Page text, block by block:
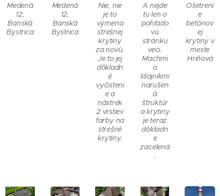
Medená
12,
Banská
Bystrica
Medená
12,
Banská
Bystrica
Nie, nie
je to
výmena
strešnej
krytiny
za novú.
Je to jej
dôkladn
é
vyčisteni
e a
nástrek
2 vrstiev
farby na
strešné
krytiny.
A nejde
tu len o
pohľado
vú
stránku
veci.
Machmi
a
lišajníkmi
narušen
á
štruktúr
a krytiny
je teraz
dôkladn
e
zacelená
.
Ošetreni
e
betónov
ej
krytiny v
meste
Hriňová